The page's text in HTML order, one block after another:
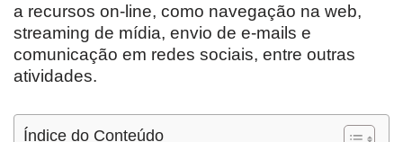
a recursos on-line, como navegação na web,
streaming de mídia, envio de e-mails e
comunicação em redes sociais, entre outras
atividades.
Índice do Conteúdo